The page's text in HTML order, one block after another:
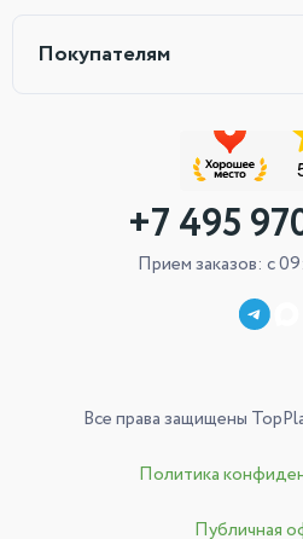
Покупателям
+7 495
Прием заказов: с
Все права защищены
Политика
Публичная